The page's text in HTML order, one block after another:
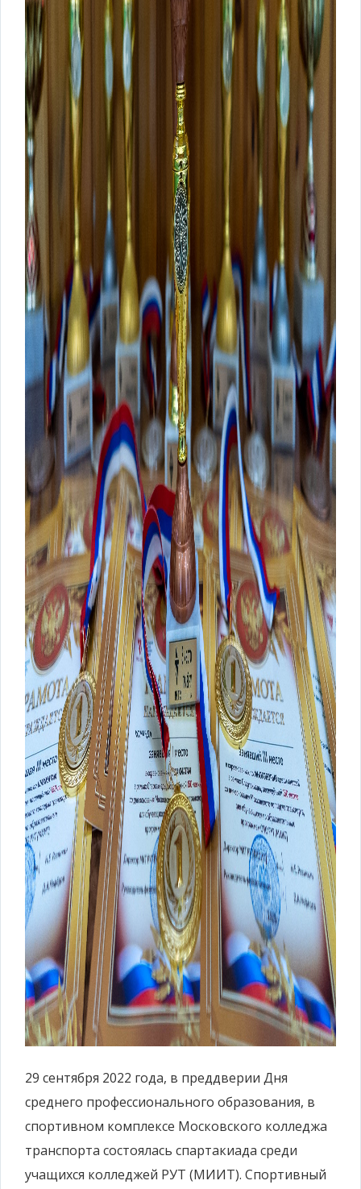
29 сентября 2022 года, в преддверии Дня
среднего профессионального образования, в
спортивном комплексе Московского колледжа
транспорта состоялась спартакиада среди
учащихся колледжей РУТ (МИИТ). Спортивный